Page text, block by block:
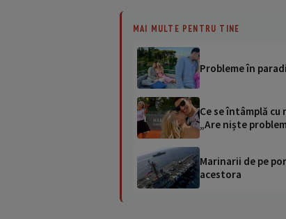
MAI MULTE PENTRU TINE
Probleme în
Ce se întâmplă
„Are niște
Marinarii de pe
acestora